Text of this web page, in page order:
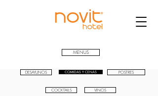
MENUS
DESAYUNOS COMIDAS Y CENAS POSTRES
COCKTAILS VINOS